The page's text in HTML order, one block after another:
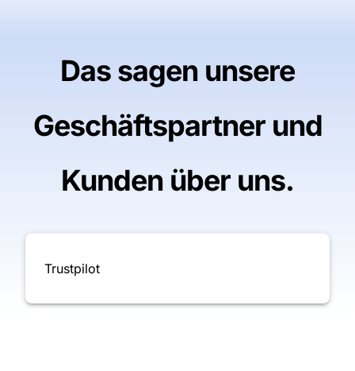
Das sagen unsere
Geschäftspartner und
Kunden über uns.
Trustpilot